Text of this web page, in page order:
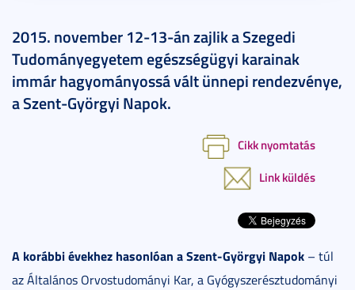
2015. november 12-13-án zajlik a Szegedi
Tudományegyetem egészségügyi karainak
immár hagyományossá vált ünnepi rendezvénye,
a Szent-Györgyi Napok.
Cikk nyomtatás
Link küldés
A korábbi évekhez hasonlóan a Szent-Györgyi Napok – túl
az Általános Orvostudományi Kar, a Gyógyszerésztudományi